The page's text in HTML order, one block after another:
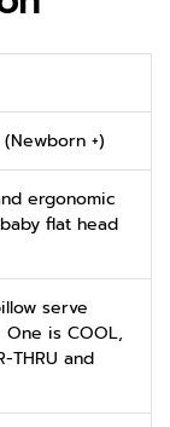
+)
ergonomic
flat head
serve
is COOL,
THRU and